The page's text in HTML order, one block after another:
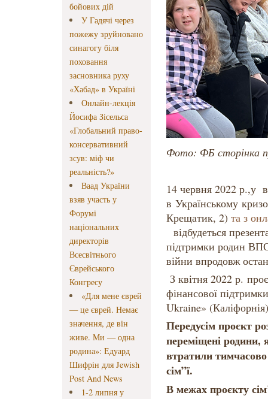
бойових дій
У Гадячі через
пожежу зруйновано
синагогу біля
поховання
засновника руху
«Хабад» в Україні
Онлайн-лекція
Йосифа Зісельса
«Глобальний право-
консервативний
зсув: міф чи
реальність?»
Ваад України
взяв участь у
Форумі
національних
директорів
Всесвітнього
Єврейського
Конгресу
«Для мене єврей
— це єврей. Немає
значення, де він
живе. Ми — одна
родина»: Едуард
Шифрін для Jewish
Post And News
1-2 липня у
Фото: ФБ сторінка
14 червня 2022 р.,у
в Українському
Крещатик, 2) та з
відбудеться
підтримки родин
війни впродовж
З квітня 2022 р.
фінансової
Ukraine»
Передусім проєкт
переміщені родини,
втратили
сім”ї.
В межах проєкту